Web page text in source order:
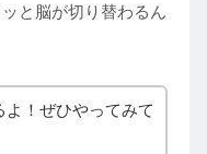
と脳が切り替わるん
よ！ぜひやってみて